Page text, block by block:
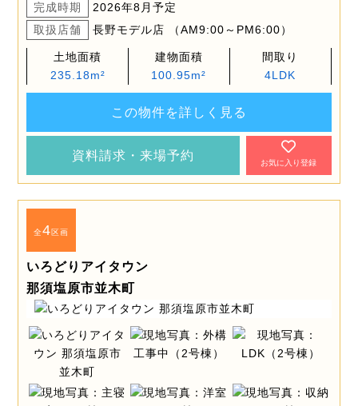
完成時期
2026年8月予定
取扱店舗
長野モデル店 （AM9:00～PM6:00）
土地面積
235.18m²
建物面積
100.95m²
間取り
4LDK
この物件を詳しく見る
資料請求・来場予約
お気に入り登録
全4区画
いろどりアイタウン
那須塩原市並木町